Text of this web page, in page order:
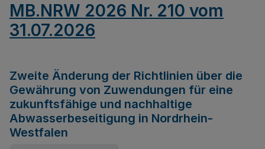
MB.NRW 2026 Nr. 210 vom
31.07.2026
Zweite Änderung der Richtlinien über die
Gewährung von Zuwendungen für eine
zukunftsfähige und nachhaltige
Abwasserbeseitigung in Nordrhein-
Westfalen